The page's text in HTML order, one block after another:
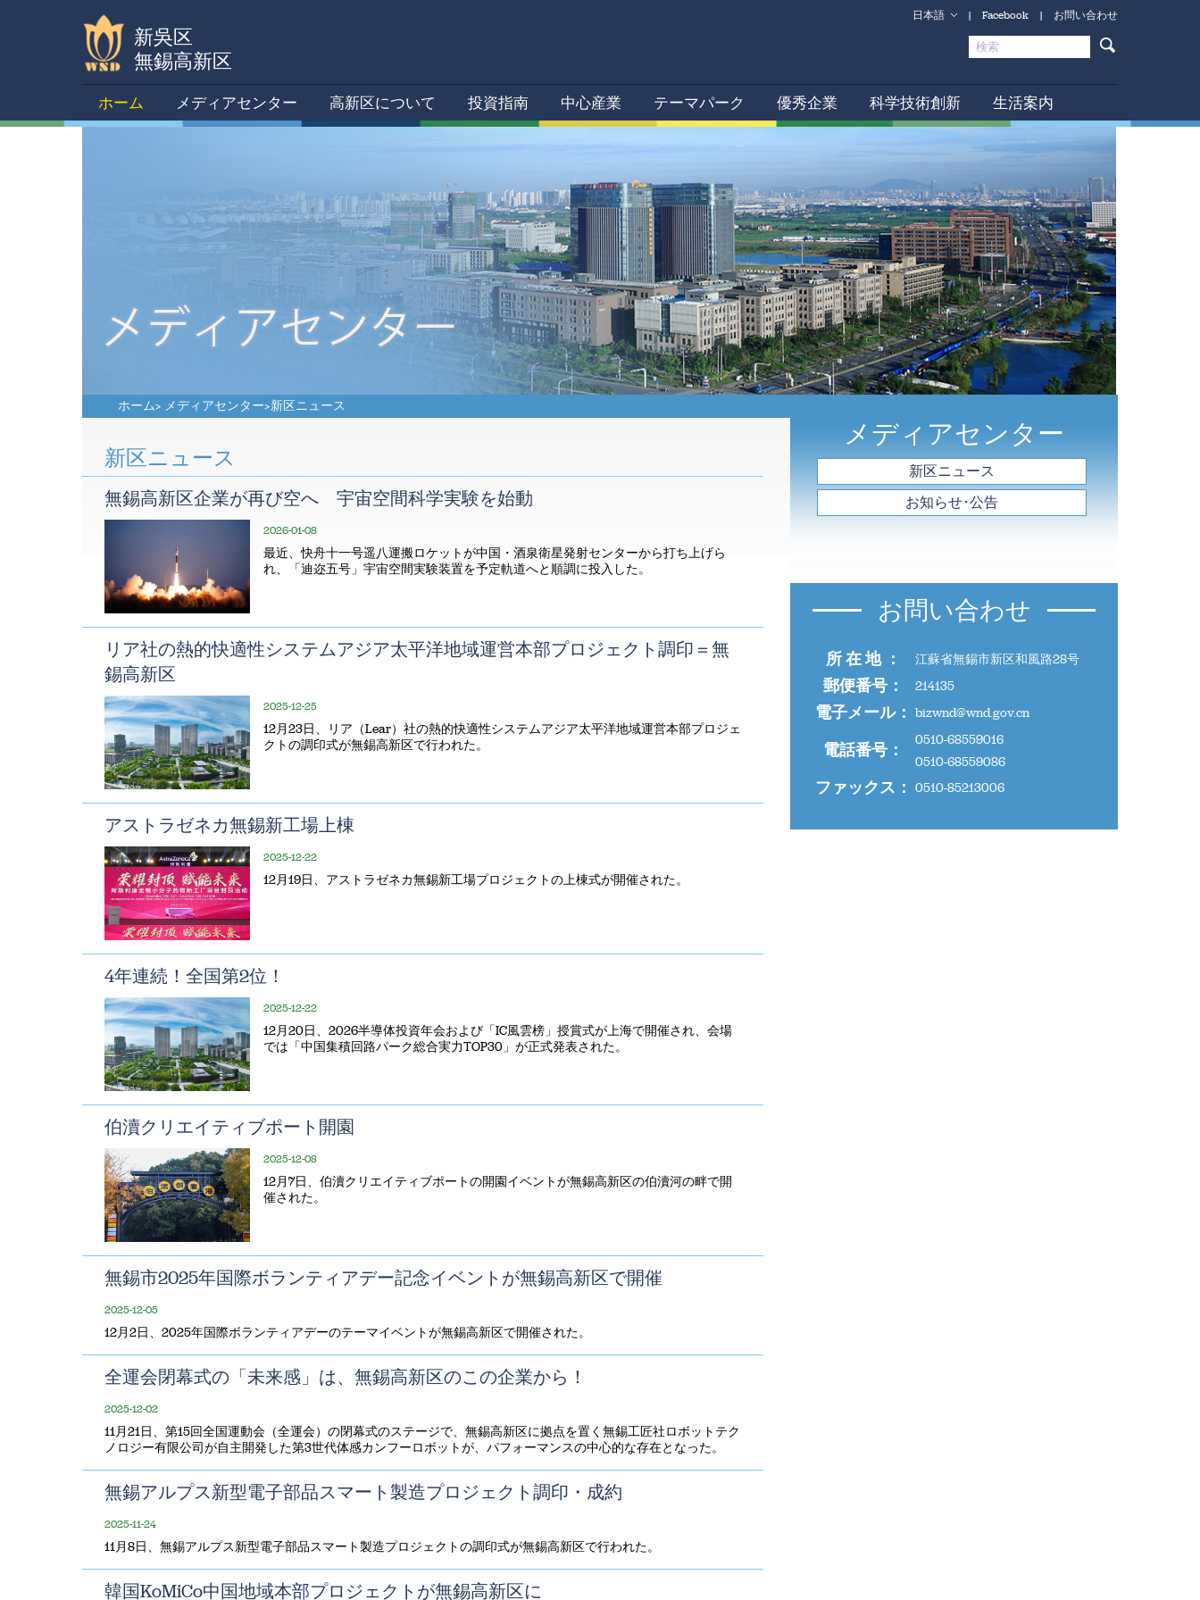
日本語 | Facebook | お問い合わせ
新吳区
無錫高新区
ホーム メディアセンター 高新区について 投資指南 中心産業 テーマパーク 優秀企業 科学技術創新 生活案内
ホーム> メディアセンター>新区ニュース
新区ニュース
無錫高新区企業が再び空へ 宇宙空間科学実験を始動
2026-01-08
最近、快舟十一号遥八運搬ロケットが中国・酒泉衛星発射センターから打ち上げら
れ、「迪迩五号」宇宙空間実験装置を予定軌道へと順調に投入した。
リア社の熱的快適性システムアジア太平洋地域運営本部プロジェクト調印＝無
錫高新区
2025-12-25
12月23日、リア（Lear）社の熱的快適性システムアジア太平洋地域運営本部プロジェ
クトの調印式が無錫高新区で行われた。
アストラゼネカ無錫新工場上棟
2025-12-22
12月19日、アストラゼネカ無錫新工場プロジェクトの上棟式が開催された。
4年連続！全国第2位！
2025-12-22
12月20日、2026半導体投資年会および「IC風雲榜」授賞式が上海で開催され、会場
では「中国集積回路パーク総合実力TOP30」が正式発表された。
伯瀆クリエイティブポート開園
2025-12-08
12月7日、伯瀆クリエイティブポートの開園イベントが無錫高新区の伯瀆河の畔で開
催された。
無錫市2025年国際ボランティアデー記念イベントが無錫高新区で開催
2025-12-05
12月2日、2025年国際ボランティアデーのテーマイベントが無錫高新区で開催された。
全運会閉幕式の「未来感」は、無錫高新区のこの企業から！
2025-12-02
11月21日、第15回全国運動会（全運会）の閉幕式のステージで、無錫高新区に拠点を置く無錫工匠社ロボットテク
ノロジー有限公司が自主開発した第3世代体感カンフーロボットが、パフォーマンスの中心的な存在となった。
無錫アルプス新型電子部品スマート製造プロジェクト調印・成約
2025-11-24
11月8日、無錫アルプス新型電子部品スマート製造プロジェクトの調印式が無錫高新区で行われた。
韓国KoMiCo中国地域本部プロジェクトが無錫高新区に
メディアセンター
新区ニュース
お知らせ･公告
お問い合わせ
所 在 地 ： 江蘇省無錫市新区和風路28号
郵便番号： 214135
電子メール： bizwnd@wnd.gov.cn
電話番号：
0510-68559016
0510-68559086
ファックス： 0510-85213006